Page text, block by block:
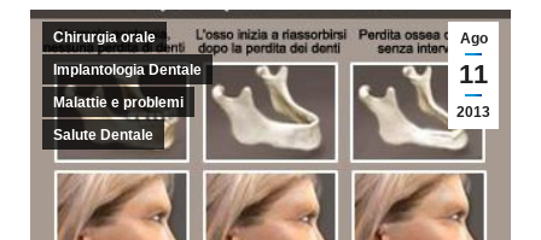
Chirurgia orale
Implantologia Dentale
Malattie e problemi
Salute Dentale
Ago
11
2013